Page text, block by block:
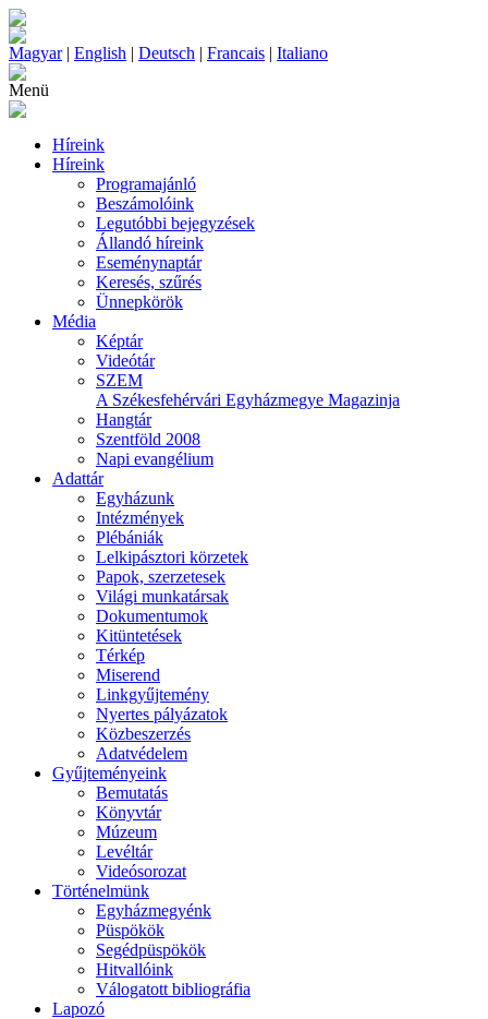
Magyar| English | Deutsch | Francais | Italiano
Menü
Híreink
Híreink
Programajánló
Beszámolóink
Legutóbbi bejegyzések
Állandó híreink
Eseménynaptár
Keresés, szűrés
Ünnepkörök
Média
Képtár
Videótár
SZEM
A Székesfehérvári Egyházmegye Magazinja
Hangtár
Szentföld 2008
Napi evangélium
Adattár
Egyházunk
Intézmények
Plébániák
Lelkipásztori körzetek
Papok, szerzetesek
Világi munkatársak
Dokumentumok
Kitüntetések
Térkép
Miserend
Linkgyűjtemény
Nyertes pályázatok
Közbeszerzés
Adatvédelem
Gyűjteményeink
Bemutatás
Könyvtár
Múzeum
Levéltár
Videósorozat
Történelmünk
Egyházmegyénk
Püspökök
Segédpüspökök
Hitvallóink
Válogatott bibliográfia
Lapozó